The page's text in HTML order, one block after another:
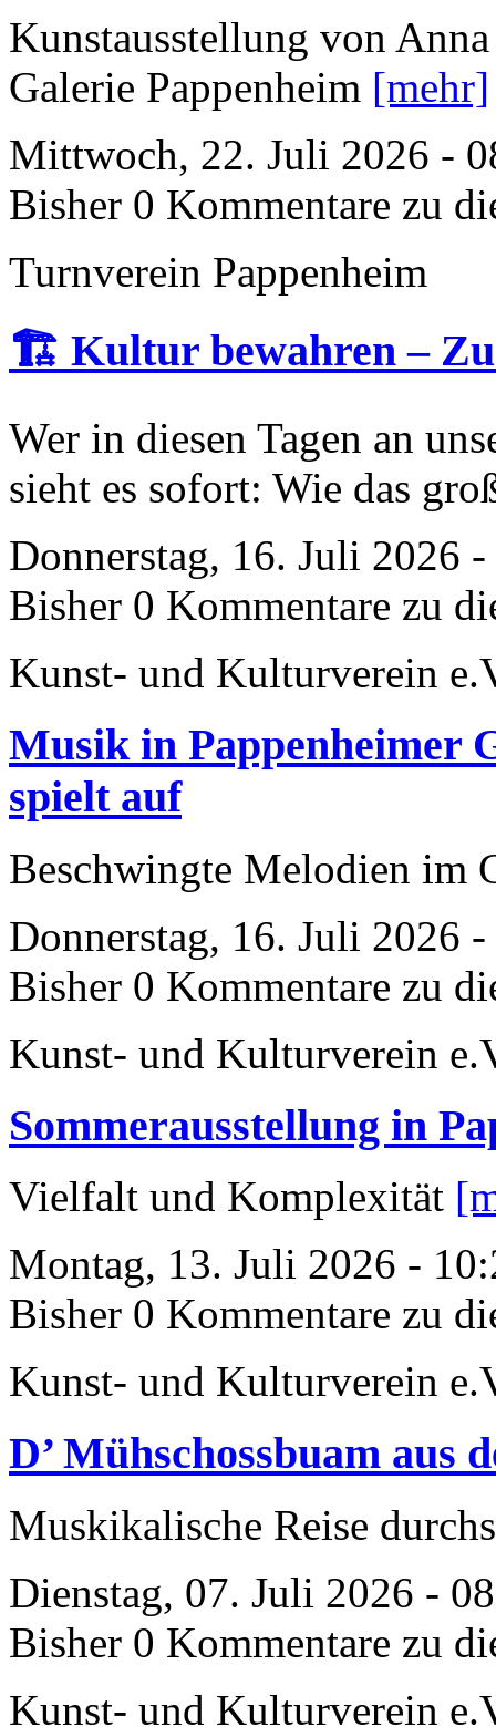
Kunstausstellung von
Galerie Pappenheim [mehr]
Mittwoch, 22. Juli 2026 -
Bisher 0 Kommentare zu
Turnverein Pappenheim
🏗️ Kultur bewahren –
Wer in diesen Tagen an
sieht es sofort: Wie das
Donnerstag, 16. Juli 2026
Bisher 0 Kommentare zu
Kunst- und Kulturverein
Musik in Pappenheimer
spielt auf
Beschwingte Melodien im
Donnerstag, 16. Juli 2026
Bisher 0 Kommentare zu
Kunst- und Kulturverein
Sommerausstellung in
Vielfalt und Komplexität
Montag, 13. Juli 2026 -
Bisher 0 Kommentare zu
Kunst- und Kulturverein
D’ Mühschossbuam aus
Muskikalische Reise
Dienstag, 07. Juli 2026 -
Bisher 0 Kommentare zu
Kunst- und Kulturverein